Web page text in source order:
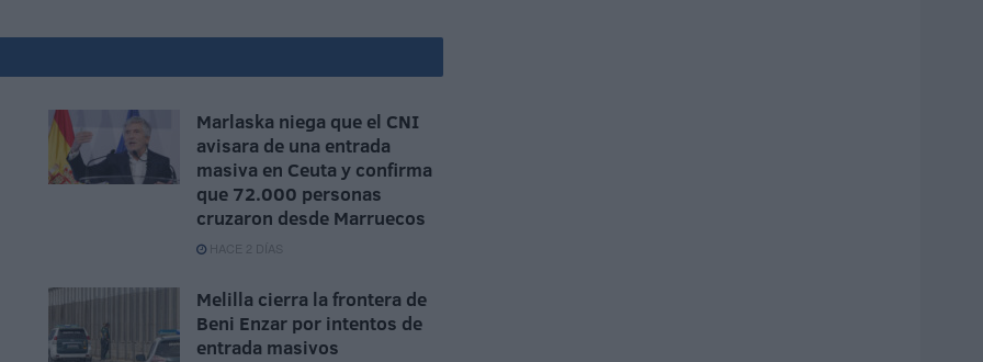
Marlaska niega que el CNI
avisara de una entrada
masiva en Ceuta y confirma
que 72.000 personas
cruzaron desde Marruecos
HACE 2 DÍAS
Melilla cierra la frontera de
Beni Enzar por intentos de
entrada masivos